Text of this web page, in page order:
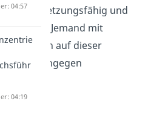
, durchsetzungsfähig und
. Jemand mit
Werten auf dieser
ist hingegen
04:57
04:19